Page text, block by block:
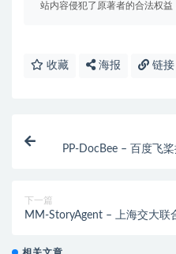
站内容侵犯了原著者的合法权益
收藏 海报 链接
PP-DocBee – 百度飞
下一篇
MM-StoryAgent – 上海交大联